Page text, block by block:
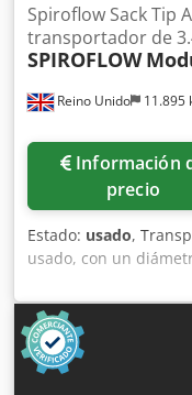
Reino Unido 11.895
Spiroflow Sack Tip
transportador de
SPIROFLOW
Información de
precio
Estado: usado,
usado, con un
de 3400 mm. Las
de acero inoxidable
motor Sew-Eurodrive
Hz y una velocidad
incluye controles